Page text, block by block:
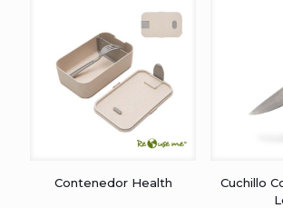
Contenedor Health
Cuchillo